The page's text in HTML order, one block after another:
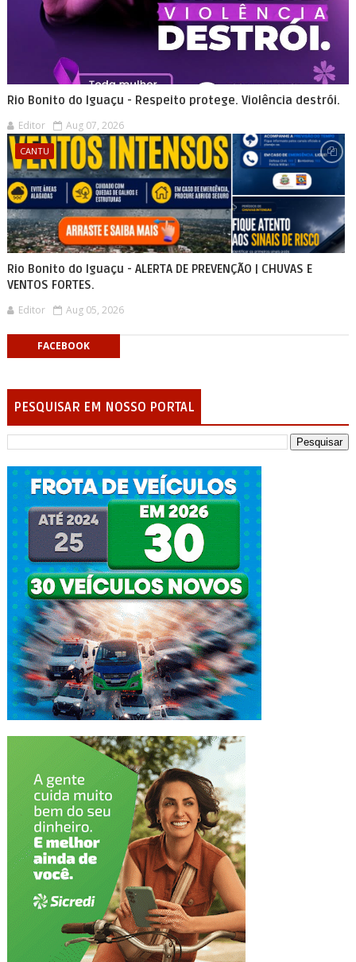
Rio Bonito do Iguaçu - Respeito protege. Violência destrói.
Editor Aug 07, 2026
CANTU
Rio Bonito do Iguaçu - ALERTA DE PREVENÇÃO | CHUVAS E
VENTOS FORTES.
Editor Aug 05, 2026
FACEBOOK
PESQUISAR EM NOSSO PORTAL